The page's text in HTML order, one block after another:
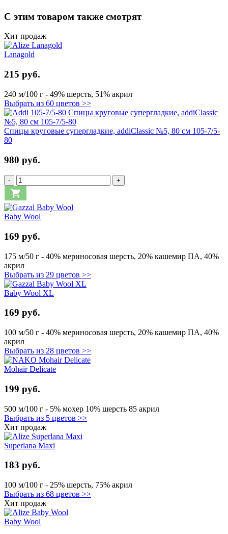
С этим товаром также смотрят
Хит продаж
Lanagold
215 руб.
240 м/100 г - 49% шерсть, 51% акрил
Выбрать из 60 цветов >>
Спицы круговые супергладкие, addiClassic №5, 80 см 105-7/5-
80
980 руб.
- +
Baby Wool
169 руб.
175 м/50 г - 40% мериносовая шерсть, 20% кашемир ПА, 40%
акрил
Выбрать из 29 цветов >>
Baby Wool XL
169 руб.
100 м/50 г - 40% мериносовая шерсть, 20% кашемир ПА, 40%
акрил
Выбрать из 28 цветов >>
Mohair Delicate
199 руб.
500 м/100 г - 5% мохер 10% шерсть 85 акрил
Выбрать из 5 цветов >>
Хит продаж
Superlana Maxi
183 руб.
100 м/100 г - 25% шерсть, 75% акрил
Выбрать из 68 цветов >>
Хит продаж
Baby Wool